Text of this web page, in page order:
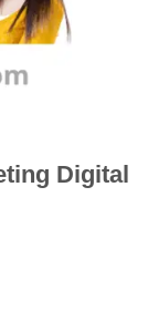
Digital